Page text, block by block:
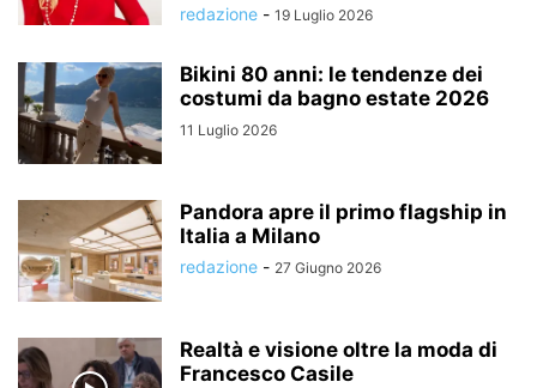
redazione - 19 Luglio 2026
Bikini 80 anni: le tendenze dei
costumi da bagno estate 2026
11 Luglio 2026
Pandora apre il primo flagship in
Italia a Milano
redazione - 27 Giugno 2026
Realtà e visione oltre la moda di
Francesco Casile